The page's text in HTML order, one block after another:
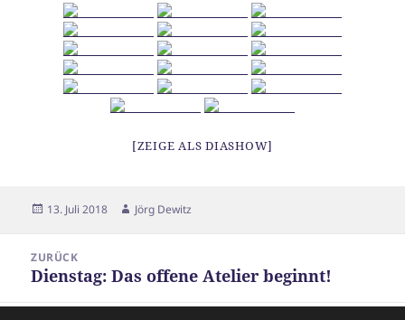
[ZEIGE ALS DIASHOW]
Veröffentlicht
13. Juli 2018 Autor
Jörg Dewitz
ZURÜCK
Vorheriger
Dienstag: Das offene Atelier beginnt!